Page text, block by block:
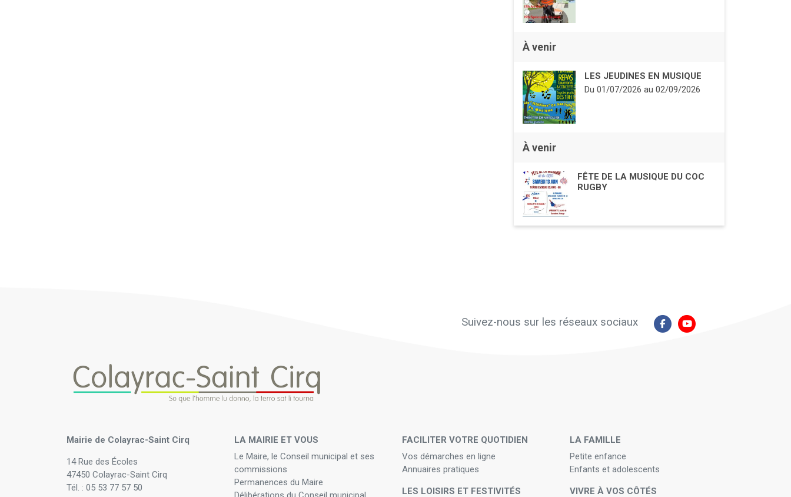
À venir
LES JEUDINES EN MUSIQUE
Du 01/07/2026au 02/09/2026
À venir
FÊTE DE LA MUSIQUE DU COC
RUGBY
Suivez-nous sur les réseaux sociaux
Mairie de Colayrac-Saint Cirq
14 Rue des Écoles
47450 Colayrac-Saint Cirq
Tél. : 05 53 77 57 50
LA MAIRIE ET VOUS
Le Maire, le Conseil municipal et ses
commissions
Permanences du Maire
FACILITER VOTRE QUOTIDIEN
Vos démarches en ligne
Annuaires pratiques
LES LOISIRS ET FESTIVITÉS
LA FAMILLE
Petite enfance
Enfants et adolescents
VIVRE À VOS CÔTÉS